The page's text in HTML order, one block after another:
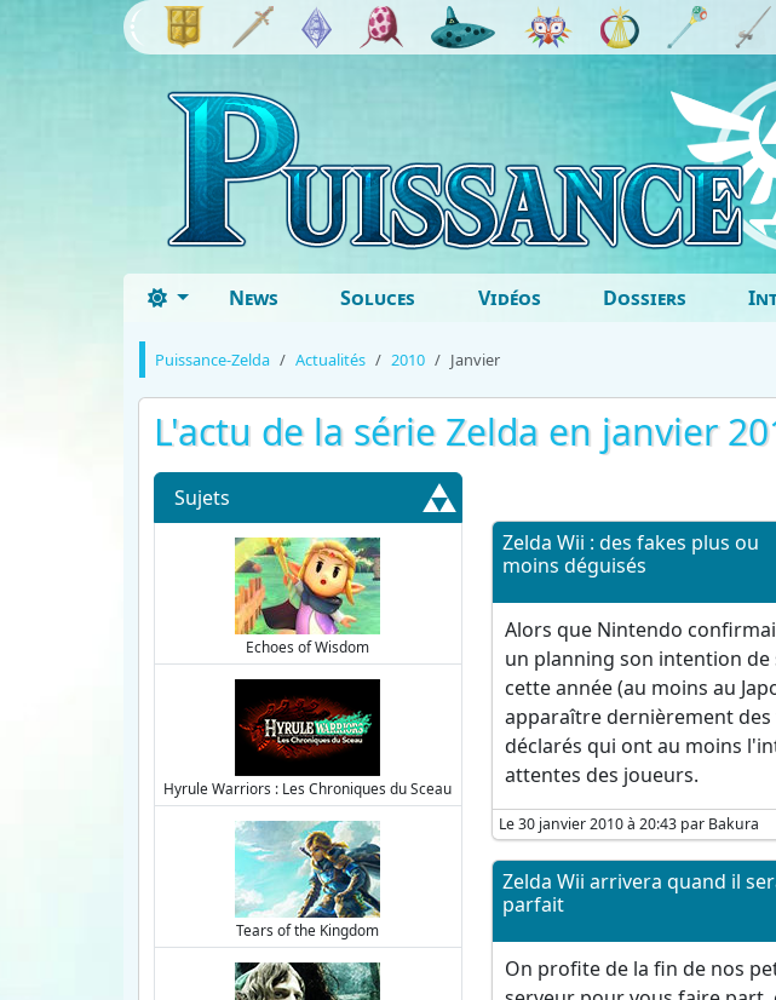
News Soluces Vidéos Dossiers
Puissance-Zelda Actualités 2010 Janvier
L'actu de la série Zelda en janvier
Sujets
Echoes of Wisdom
Hyrule Warriors : Les Chroniques du Sceau
Tears of the Kingdom
Zelda Wii : des fakes plus ou
moins déguisés
Alors que Nintendo
un planning son intention de
cette année (au moins au
apparaître dernièrement des
déclarés qui ont au moins
attentes des joueurs.
Le 30 janvier 2010 à 20:43 par Bakura
Zelda Wii arrivera quand il
parfait
On profite de la fin de nos